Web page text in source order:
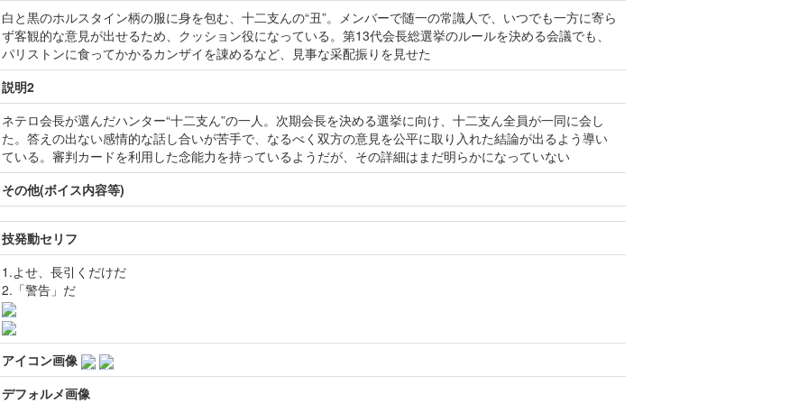
白と黒のホルスタイン柄の服に身を包む、十二支んの“丑”。メンバーで随一の常識人で、いつでも一方に寄ら
ず客観的な意見が出せるため、クッション役になっている。第13代会長総選挙のルールを決める会議でも、
パリストンに食ってかかるカンザイを諌めるなど、見事な采配振りを見せた
説明2
ネテロ会長が選んだハンター“十二支ん”の一人。次期会長を決める選挙に向け、十二支ん全員が一同に会し
た。答えの出ない感情的な話し合いが苦手で、なるべく双方の意見を公平に取り入れた結論が出るよう導い
ている。審判カードを利用した念能力を持っているようだが、その詳細はまだ明らかになっていない
その他(ボイス内容等)
技発動セリフ
1.よせ、長引くだけだ
2.「警告」だ
アイコン画像
デフォルメ画像